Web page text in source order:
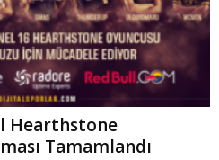
Hearthstone
Tamamlandı